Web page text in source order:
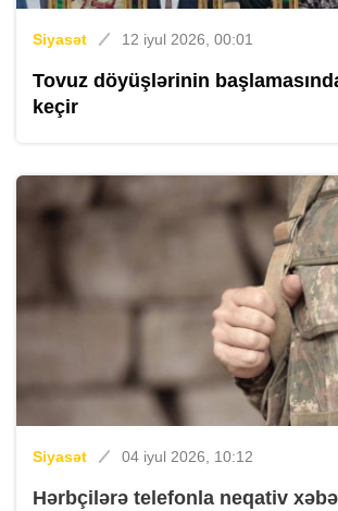
Siyasət 12 iyul 2026, 00:01
Tovuz döyüşlərinin
keçir
Siyasət 04 iyul 2026, 10:12
Hərbçilərə telefonla neqativ